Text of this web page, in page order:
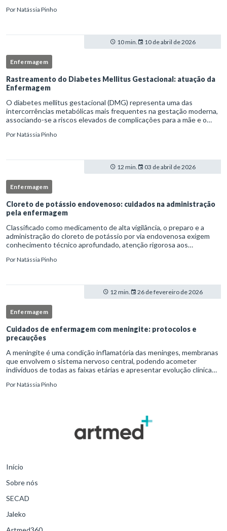
PorNatássia Pinho
10 min. 10 de abril de 2026
Enfermagem
Rastreamento do Diabetes Mellitus Gestacional: atuação da
Enfermagem
O diabetes mellitus gestacional (DMG) representa uma das
intercorrências metabólicas mais frequentes na gestação moderna,
associando-se a riscos elevados de complicações para a mãe e o
enferm
PorNatássia Pinho
12 min. 03 de abril de 2026
Enfermagem
Cloreto de potássio endovenoso: cuidados na administração
pela enfermagem
Classificado como medicamento de alta vigilância, o preparo e a
administração do cloreto de potássio por via endovenosa exigem
conhecimento técnico aprofundado, atenção rigorosa aos
enfermag
PorNatássia Pinho
12 min. 26 de fevereiro de 2026
Enfermagem
Cuidados de enfermagem com meningite: protocolos e
precauções
A meningite é uma condição inflamatória das meninges, membranas
que envolvem o sistema nervoso central, podendo acometer
indivíduos de todas as faixas etárias e apresentar evolução clínica
PorNatássia Pinho
Início
Sobre nós
SECAD
Jaleko